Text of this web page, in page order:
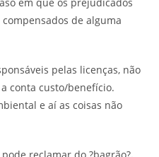
de alguma
pelas licenças, não
conta custo/benefício.
e aí as coisas não